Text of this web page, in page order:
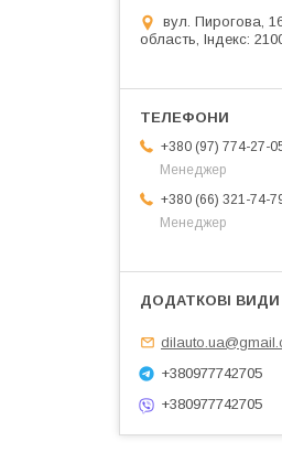
вул. Пирогова,
область, Індекс:
+380 (97) 774-27-
Менеджер
+380 (66) 321-74-
Менеджер
+380977742705
+380977742705